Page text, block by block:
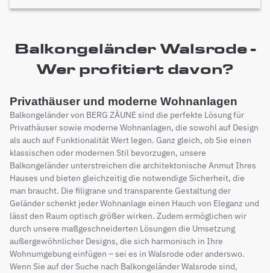
Balkongeländer Walsrode -
Wer profitiert davon?
Privathäuser und moderne Wohnanlagen
Balkongeländer von BERG ZÄUNE sind die perfekte Lösung für
Privathäuser sowie moderne Wohnanlagen, die sowohl auf Design
als auch auf Funktionalität Wert legen. Ganz gleich, ob Sie einen
klassischen oder modernen Stil bevorzugen, unsere
Balkongeländer unterstreichen die architektonische Anmut Ihres
Hauses und bieten gleichzeitig die notwendige Sicherheit, die
man braucht. Die filigrane und transparente Gestaltung der
Geländer schenkt jeder Wohnanlage einen Hauch von Eleganz und
lässt den Raum optisch größer wirken. Zudem ermöglichen wir
durch unsere maßgeschneiderten Lösungen die Umsetzung
außergewöhnlicher Designs, die sich harmonisch in Ihre
Wohnumgebung einfügen – sei es in Walsrode oder anderswo.
Wenn Sie auf der Suche nach Balkongeländer Walsrode sind,